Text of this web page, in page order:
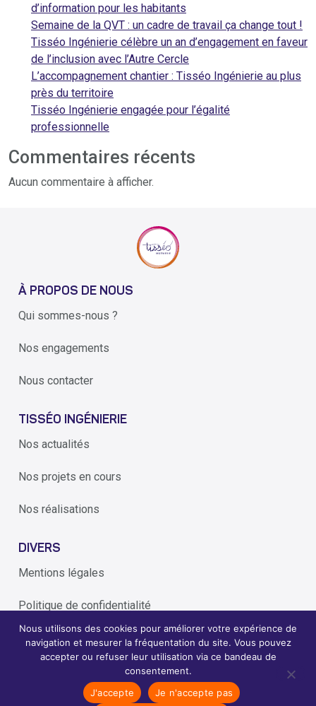
d’information pour les habitants
Semaine de la QVT : un cadre de travail ça change tout !
Tisséo Ingénierie célèbre un an d’engagement en faveur
de l’inclusion avec l’Autre Cercle
L’accompagnement chantier : Tisséo Ingénierie au plus
près du territoire
Tisséo Ingénierie engagée pour l’égalité
professionnelle
Commentaires récents
Aucun commentaire à afficher.
À PROPOS DE NOUS
Qui sommes-nous ?
Nos engagements
Nous contacter
TISSÉO INGÉNIERIE
Nos actualités
Nos projets en cours
Nos réalisations
DIVERS
Mentions légales
Politique de confidentialité
Alerte éthique
Tisseo Ingenierie - conçoit et réalise les transports de
demain
Nous utilisons des cookies pour améliorer votre expérience de
navigation et mesurer la fréquentation du site. Vous pouvez
accepter ou refuser leur utilisation via ce bandeau de
consentement.
J'accepte
Je n'accepte pas